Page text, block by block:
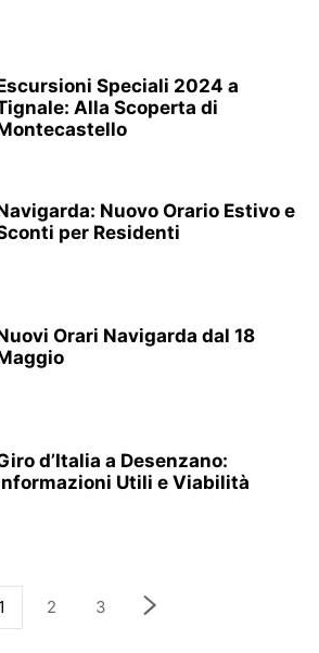
Speciali 2024 a
Alla Scoperta di
Nuovo Orario Estivo e
per Residenti
Orari Navigarda dal 18
d’Italia a Desenzano:
Utili e Viabilità
1 2 3